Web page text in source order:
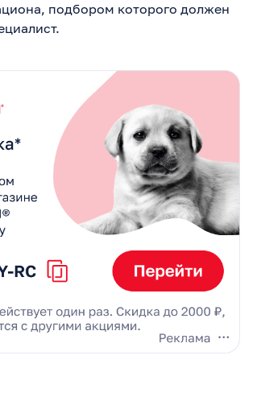
подбором которого должен